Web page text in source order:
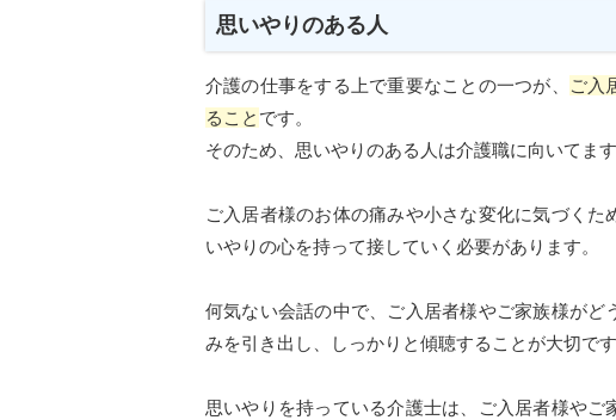
思いやりのある人
介護の仕事をする上で重要なことの一つが、
ご入
ること です。
そのため、思いやりのある人は介護職に向いてます
ご入居者様のお体の痛みや小さな変化に気づく
いやりの心を持って接していく必要があります。
何気ない会話の中で、ご入居者様やご家族様が
みを引き出し、しっかりと傾聴することが大切です
思いやりを持っている介護士は、ご入居者様やご